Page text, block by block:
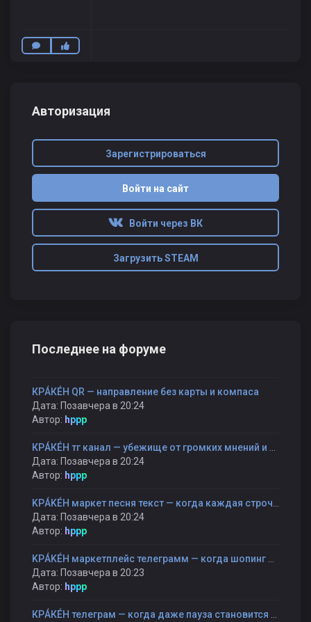
Авторизация
Зарегистрироваться
Войти на сайт
Войти через ВК
Загрузить STEAM
Последнее на форуме
КРÁКÉН QR — направление без карты и компаса
Дата: Позавчера в 20:24
Автор: hppp
Дата: Позавчера в 20:24
Автор: hppp
Дата: Позавчера в 20:24
Автор: hppp
Дата: Позавчера в 20:23
Автор: hppp